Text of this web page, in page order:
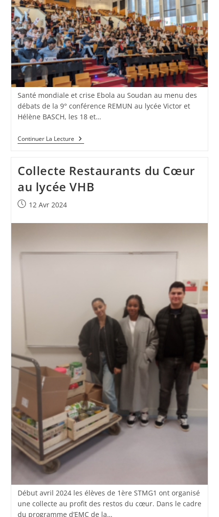
Santé mondiale et crise Ebola au Soudan au menu des
débats de la 9° conférence REMUN au lycée Victor et
Hélène BASCH, les 18 et…
Continuer La Lecture
Collecte Restaurants du Cœur
au lycée VHB
12 Avr 2024
Début avril 2024 les élèves de 1ère STMG1 ont organisé
une collecte au profit des restos du cœur. Dans le cadre
du programme d’EMC de la…